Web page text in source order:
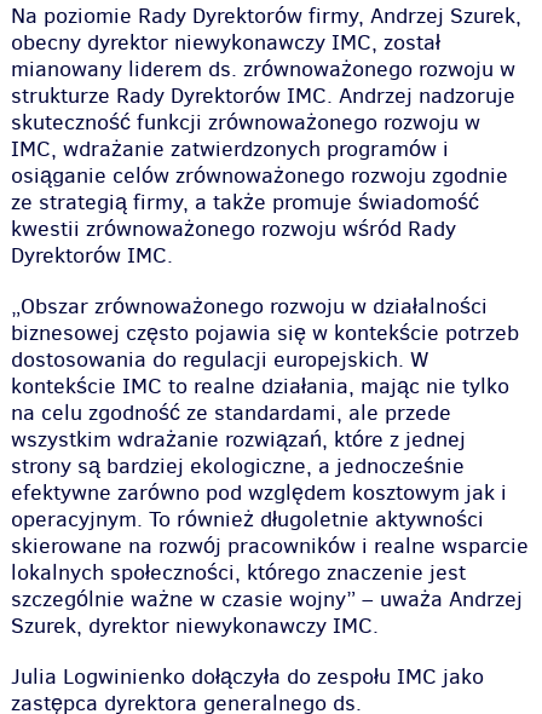
Na poziomie Rady Dyrektorów firmy, Andrzej Szurek,
obecny dyrektor niewykonawczy IMC, został
mianowany liderem ds. zrównoważonego rozwoju w
strukturze Rady Dyrektorów IMC. Andrzej nadzoruje
skuteczność funkcji zrównoważonego rozwoju w
IMC, wdrażanie zatwierdzonych programów i
osiąganie celów zrównoważonego rozwoju zgodnie
ze strategią firmy, a także promuje świadomość
kwestii zrównoważonego rozwoju wśród Rady
Dyrektorów IMC.
„Obszar zrównoważonego rozwoju w działalności
biznesowej często pojawia się w kontekście potrzeb
dostosowania do regulacji europejskich. W
kontekście IMC to realne działania, mając nie tylko
na celu zgodność ze standardami, ale przede
wszystkim wdrażanie rozwiązań, które z jednej
strony są bardziej ekologiczne, a jednocześnie
efektywne zarówno pod względem kosztowym jak i
operacyjnym. To również długoletnie aktywności
skierowane na rozwój pracowników i realne wsparcie
lokalnych społeczności, którego znaczenie jest
szczególnie ważne w czasie wojny” – uważa Andrzej
Szurek, dyrektor niewykonawczy IMC.
Julia Logwinienko dołączyła do zespołu IMC jako
zastępca dyrektora generalnego ds.